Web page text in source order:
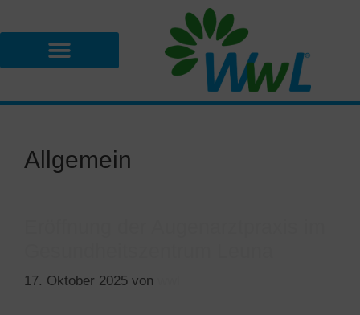
Allgemein
17. Oktober 2025 von